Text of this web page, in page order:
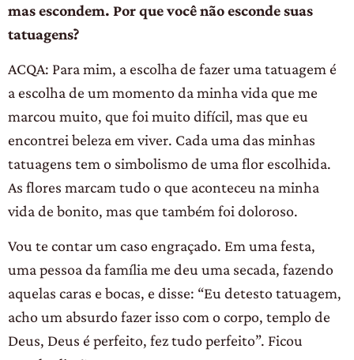
mas escondem. Por que você não esconde suas
tatuagens?
ACQA: Para mim, a escolha de fazer uma tatuagem é
a escolha de um momento da minha vida que me
marcou muito, que foi muito difícil, mas que eu
encontrei beleza em viver. Cada uma das minhas
tatuagens tem o simbolismo de uma flor escolhida.
As flores marcam tudo o que aconteceu na minha
vida de bonito, mas que também foi doloroso.
Vou te contar um caso engraçado. Em uma festa,
uma pessoa da família me deu uma secada, fazendo
aquelas caras e bocas, e disse: “Eu detesto tatuagem,
acho um absurdo fazer isso com o corpo, templo de
Deus, Deus é perfeito, fez tudo perfeito”. Ficou